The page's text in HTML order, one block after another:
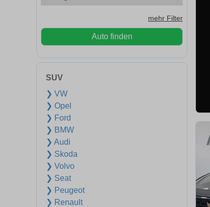
mehr Filter
Auto finden
SUV
❯ VW
❯ Opel
❯ Ford
❯ BMW
❯ Audi
❯ Skoda
❯ Volvo
❯ Seat
❯ Peugeot
❯ Renault